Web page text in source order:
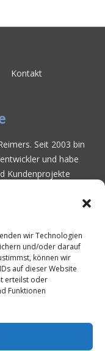
wir Technologien
und/oder darauf
können wir
auf dieser Website
erteilst oder
Funktionen
Kontakt
Seit 2003 bin
und habe
Kundenprojekte
zu finden: Bei
sich über
langsame
ich im Mai 2016
Webhoster
deren
für eine typische
beliebten CMS-
Auf
ich diese